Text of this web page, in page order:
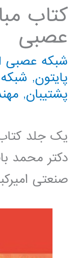
کتاب
عصبی
شبکه عصبی CNN
پایتون,
پشتیبان,
یک جلد
دکتر محمد
صنعتی